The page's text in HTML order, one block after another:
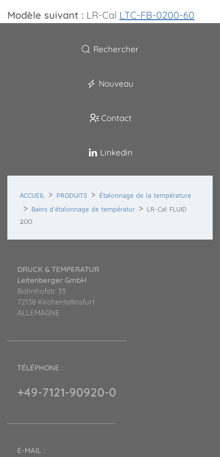
Modèle suivant : LR-Cal LTC-FB-0200-60
Rechercher
Nouveau
Contact
Linkedin
ACCUEIL PRODUITS
Étalonnage de la température
Bains d'étalonnage de températur
LR-Cal FLUID
200
DRUCK & TEMPERATUR
Leitenberger GmbH
Bahnhofstr. 33
72138 Kirchentellinsfurt
ALLEMAGNE
TÉLÉPHONE :
+49-7121-90920-0
E-MAIL :